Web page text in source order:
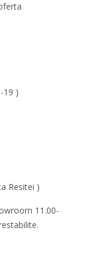
19 )
Resitei )
11.00-